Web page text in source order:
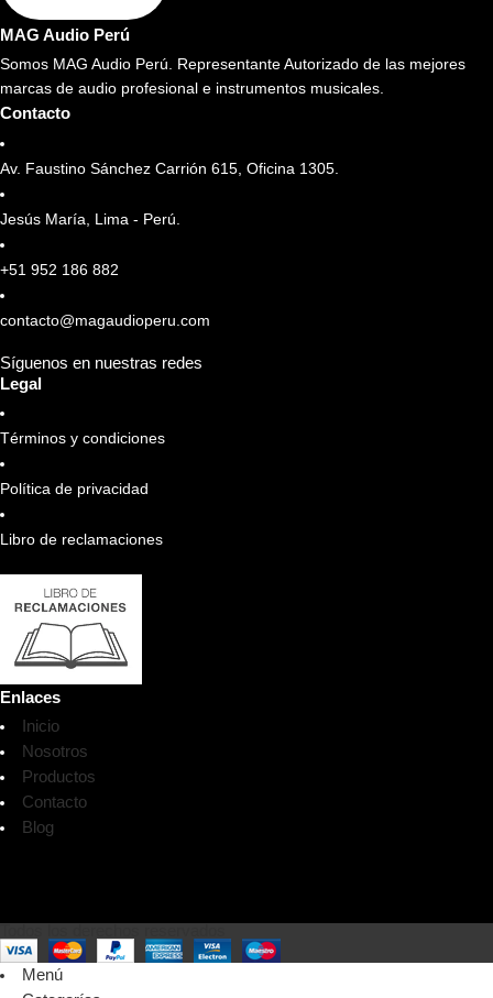
MAG Audio Perú
Somos MAG Audio Perú. Representante Autorizado de las mejores
marcas de audio profesional e instrumentos musicales.
Contacto
Av. Faustino Sánchez Carrión 615, Oficina 1305.
Jesús María, Lima - Perú.
+51 952 186 882
contacto@magaudioperu.com
Síguenos en nuestras redes
Legal
Términos y condiciones
Política de privacidad
Libro de reclamaciones
Enlaces
Inicio
Nosotros
Productos
Contacto
Blog
Menú